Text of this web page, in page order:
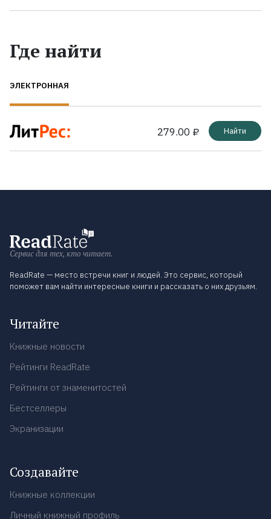
Где найти
ЭЛЕКТРОННАЯ
279.00 ₽ Найти
Сервис для тех, кто читает.
ReadRate — место встречи книг и людей. Это сервис, который
поможет вам найти интересные книги и рассказать о них друзьям.
Читайте
Книжные новости
Рейтинги ReadRate
Рейтинги от знаменитостей
Бестселлеры
Экранизации
Создавайте
Книжные коллекции
Личный книжный профиль